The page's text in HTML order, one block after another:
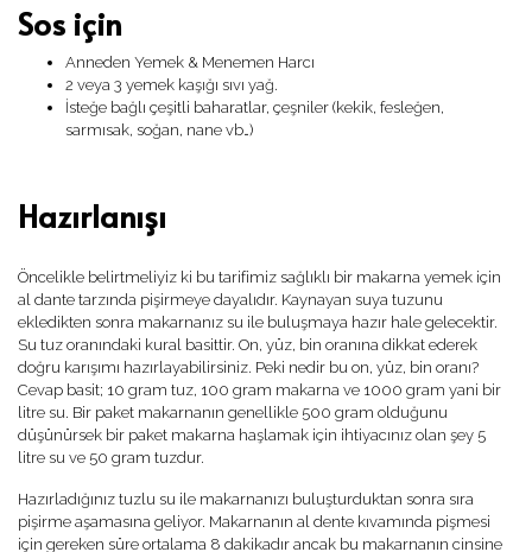
Sos için
Anneden Yemek & Menemen Harcı
2 veya 3 yemek kaşığı sıvı yağ.
İsteğe bağlı çeşitli baharatlar, çeşniler (kekik, fesleğen,
sarmısak, soğan, nane vb…)
Hazırlanışı
Öncelikle belirtmeliyiz ki bu tarifimiz sağlıklı bir makarna yemek için
al dante tarzında pişirmeye dayalıdır. Kaynayan suya tuzunu
ekledikten sonra makarnanız su ile buluşmaya hazır hale gelecektir.
Su tuz oranındaki kural basittir. On, yüz, bin oranına dikkat ederek
doğru karışımı hazırlayabilirsiniz. Peki nedir bu on, yüz, bin oranı?
Cevap basit; 10 gram tuz, 100 gram makarna ve 1000 gram yani bir
litre su. Bir paket makarnanın genellikle 500 gram olduğunu
düşünürsek bir paket makarna haşlamak için ihtiyacınız olan şey 5
litre su ve 50 gram tuzdur.
Hazırladığınız tuzlu su ile makarnanızı buluşturduktan sonra sıra
pişirme aşamasına geliyor. Makarnanın al dente kıvamında pişmesi
için gereken süre ortalama 8 dakikadır ancak bu makarnanın cinsine